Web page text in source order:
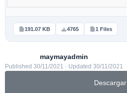
191.07 KB 4765 1 Files
maymayadmin
Published 30/11/2021 · Updated 30/11/2021
Descargar